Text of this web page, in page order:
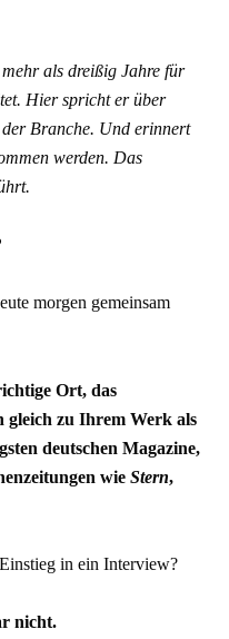
als dreißig Jahre für
Hier spricht er über
Branche. Und erinnert
werden. Das
morgen gemeinsam
Ort, das
gleich zu Ihrem Werk als
deutschen Magazine,
wieStern,
in ein Interview?
nicht.